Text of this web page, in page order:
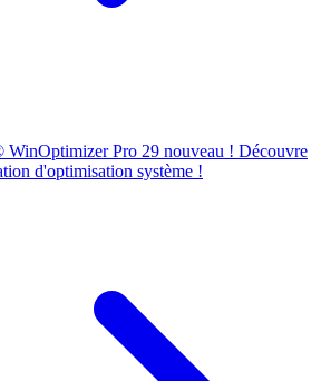
WinOptimizer Pro 29 nouveau ! Découvre
d'optimisation système !